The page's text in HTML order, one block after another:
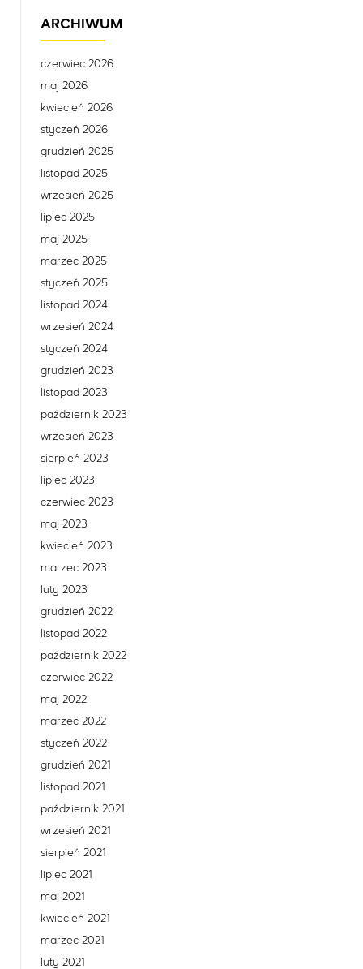
ARCHIWUM
czerwiec 2026
maj 2026
kwiecień 2026
styczeń 2026
grudzień 2025
listopad 2025
wrzesień 2025
lipiec 2025
maj 2025
marzec 2025
styczeń 2025
listopad 2024
wrzesień 2024
styczeń 2024
grudzień 2023
listopad 2023
październik 2023
wrzesień 2023
sierpień 2023
lipiec 2023
czerwiec 2023
maj 2023
kwiecień 2023
marzec 2023
luty 2023
grudzień 2022
listopad 2022
październik 2022
czerwiec 2022
maj 2022
marzec 2022
styczeń 2022
grudzień 2021
listopad 2021
październik 2021
wrzesień 2021
sierpień 2021
lipiec 2021
maj 2021
kwiecień 2021
marzec 2021
luty 2021